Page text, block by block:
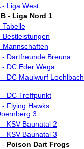
- Liga West
B - Liga Nord 1
Tabelle
Bestleistungen
Mannschaften
- Dartfreunde Breuna
- DC Eder Wega
- DC Maulwurf Loehlbach
- DC Treffpunkt
- Flying Hawks
3
- KSV Baunatal 2
- KSV Baunatal 3
- Poison Dart Frogs